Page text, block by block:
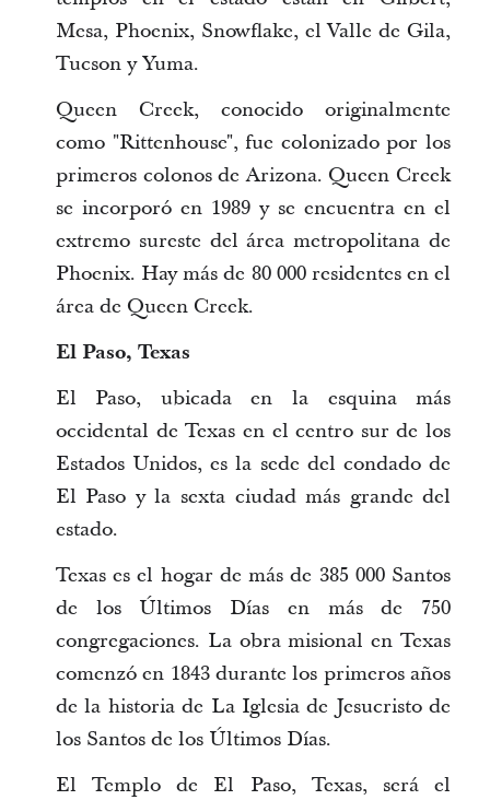
Mesa, Phoenix, Snowflake, el Valle de Gila,
Tucson y Yuma.
Queen Creek, conocido originalmente
como "Rittenhouse", fue colonizado por los
primeros colonos de Arizona. Queen Creek
se incorporó en 1989 y se encuentra en el
extremo sureste del área metropolitana de
Phoenix. Hay más de 80 000 residentes en el
área de Queen Creek.
El Paso, Texas
El Paso, ubicada en la esquina más
occidental de Texas en el centro sur de los
Estados Unidos, es la sede del condado de
El Paso y la sexta ciudad más grande del
estado.
Texas es el hogar de más de 385 000 Santos
de los Últimos Días en más de 750
congregaciones. La obra misional en Texas
comenzó en 1843 durante los primeros años
de la historia de La Iglesia de Jesucristo de
los Santos de los Últimos Días.
El Templo de El Paso, Texas, será el